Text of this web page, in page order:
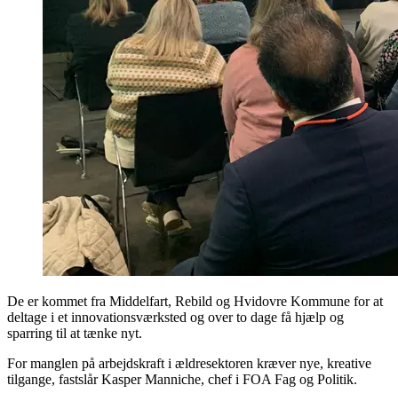
De er kommet fra Middelfart, Rebild og Hvidovre Kommune for at
deltage i et innovationsværksted og over to dage få hjælp og
sparring til at tænke nyt.
For manglen på arbejdskraft i ældresektoren kræver nye, kreative
tilgange, fastslår Kasper Manniche, chef i FOA Fag og Politik.